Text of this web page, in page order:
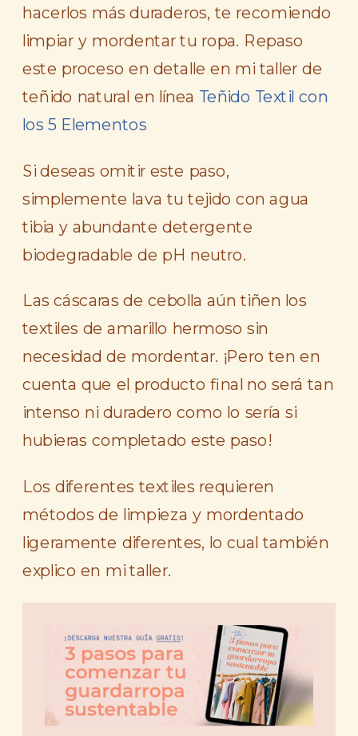
hacerlos más duraderos, te recomiendo
limpiar y mordentar tu ropa. Repaso
este proceso en detalle en mi taller de
teñido natural en línea Teñido Textil con
los 5 Elementos
Si deseas omitir este paso,
simplemente lava tu tejido con agua
tibia y abundante detergente
biodegradable de pH neutro.
Las cáscaras de cebolla aún tiñen los
textiles de amarillo hermoso sin
necesidad de mordentar. ¡Pero ten en
cuenta que el producto final no será tan
intenso ni duradero como lo sería si
hubieras completado este paso!
Los diferentes textiles requieren
métodos de limpieza y mordentado
ligeramente diferentes, lo cual también
explico en mi taller.